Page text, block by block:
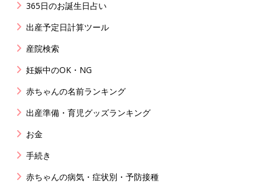
365日のお誕生日占い
出産予定日計算ツール
産院検索
妊娠中のOK・NG
赤ちゃんの名前ランキング
出産準備・育児グッズランキング
お金
手続き
赤ちゃんの病気・症状別・予防接種